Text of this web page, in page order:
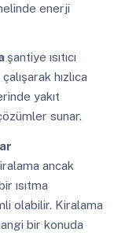
enerji
şantiye ısıtıcı
hızlıca
yakıt
sunar.
ancak
ısıtma
olabilir. Kiralama
bir konuda